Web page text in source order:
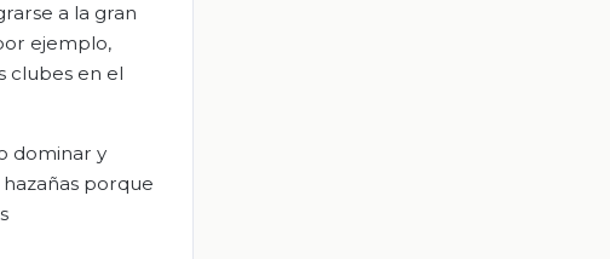
a la gran
ejemplo,
clubes en el
dominar y
porque